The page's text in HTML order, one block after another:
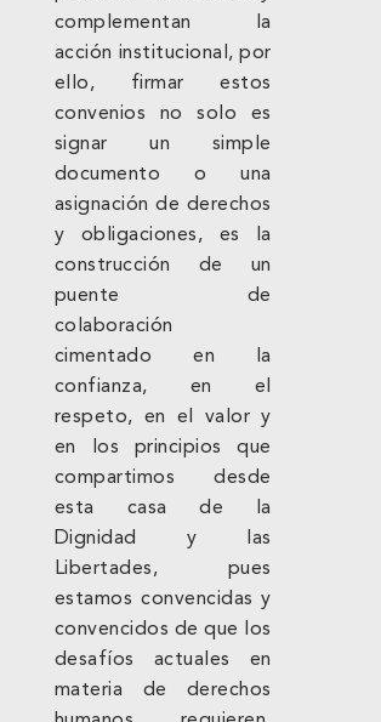
complementan la
acción institucional, por
ello, firmar estos
convenios no solo es
signar un simple
documento o una
asignación de derechos
y obligaciones, es la
construcción de un
puente de
colaboración
cimentado en la
confianza, en el
respeto, en el valor y
en los principios que
compartimos desde
esta casa de la
Dignidad y las
Libertades, pues
estamos convencidas y
convencidos de que los
desafíos actuales en
materia de derechos